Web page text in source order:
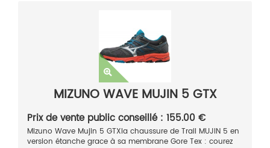
MIZUNO WAVE MUJIN 5 GTX
Prix de vente public conseillé : 155.00 €
Mizuno Wave Mujin 5 GTXla chaussure de Trail MUJIN 5 en
version étanche grace à sa membrane Gore Tex : courez